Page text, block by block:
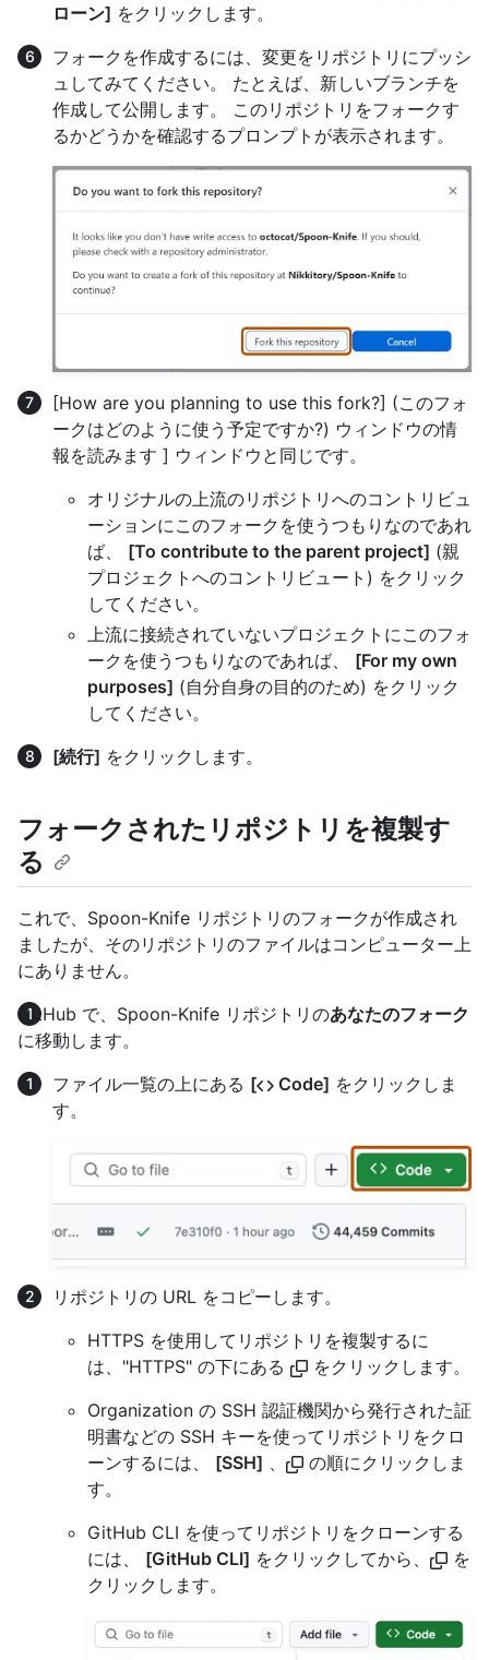
ローン] をクリックします。
フォークを作成するには、変更をリポジトリにプッシ
ュしてみてください。 たとえば、新しいブランチを
作成して公開します。 このリポジトリをフォークす
るかどうかを確認するプロンプトが表示されます。
[How are you planning to use this fork?] (このフォ
ークはどのように使う予定ですか?) ウィンドウの情
報を読みます ] ウィンドウと同じです。
オリジナルの上流のリポジトリへのコントリビュ
ーションにこのフォークを使うつもりなのであれ
ば、 [To contribute to the parent project] (親
プロジェクトへのコントリビュート) をクリック
してください。
上流に接続されていないプロジェクトにこのフォ
ークを使うつもりなのであれば、 [For my own
purposes] (自分自身の目的のため) をクリック
してください。
[続行] をクリックします。
フォークされたリポジトリを複製す
る
これで、Spoon-Knife リポジトリのフォークが作成され
ましたが、そのリポジトリのファイルはコンピューター上
にありません。
GitHub で、Spoon-Knife リポジトリのあなたのフォーク
に移動します。
ファイル一覧の上にある [ Code] をクリックしま
す。
リポジトリの URL をコピーします。
HTTPS を使用してリポジトリを複製するに
は、"HTTPS" の下にある
をクリックします。
Organization の SSH 認証機関から発行された証
明書などの SSH キーを使ってリポジトリをクロ
ーンするには、 [SSH] 、
の順にクリックしま
す。
GitHub CLI を使ってリポジトリをクローンする
には、 [GitHub CLI] をクリックしてから、
を
クリックします。